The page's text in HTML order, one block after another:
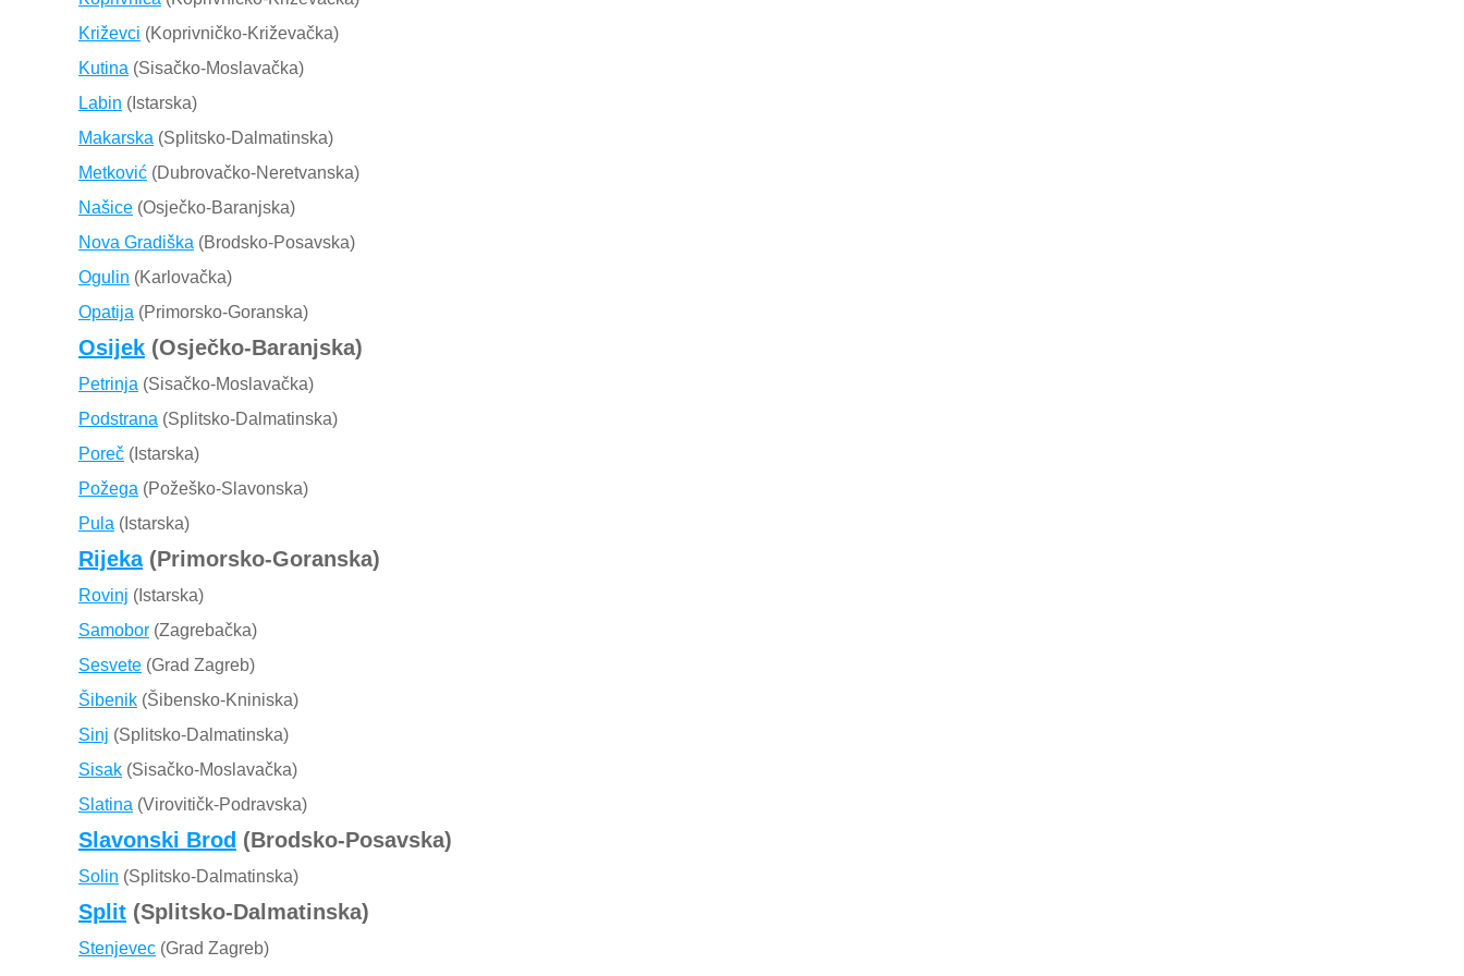
Križevci (Koprivničko-Križevačka)
Kutina (Sisačko-Moslavačka)
Labin (Istarska)
Makarska (Splitsko-Dalmatinska)
Metković (Dubrovačko-Neretvanska)
Našice (Osječko-Baranjska)
Nova Gradiška (Brodsko-Posavska)
Ogulin (Karlovačka)
Opatija (Primorsko-Goranska)
Osijek (Osječko-Baranjska)
Petrinja (Sisačko-Moslavačka)
Podstrana (Splitsko-Dalmatinska)
Poreč (Istarska)
Požega (Požeško-Slavonska)
Pula (Istarska)
Rijeka(Primorsko-Goranska)
Rovinj (Istarska)
Samobor (Zagrebačka)
Sesvete (Grad Zagreb)
Šibenik (Šibensko-Kniniska)
Sinj (Splitsko-Dalmatinska)
Sisak (Sisačko-Moslavačka)
Slatina (Virovitičk-Podravska)
Slavonski Brod (Brodsko-Posavska)
Solin (Splitsko-Dalmatinska)
Split (Splitsko-Dalmatinska)
Stenjevec (Grad Zagreb)